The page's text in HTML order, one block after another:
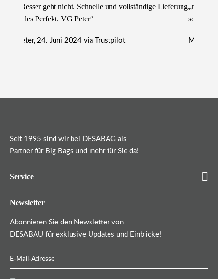
„Besser geht nicht. Schnelle und vollständige Lieferung.
Alles Perfekt. VG Peter“
Peter, 24. Juni 2024 via Trustpilot
„nur zu
sowie
Seit 1995 sind wir bei DESABAG als
Partner für Big Bags und mehr für Sie da!
Service
Newsletter
Abonnieren Sie den Newsletter von
DESABAU für exklusive Updates und Einblicke!